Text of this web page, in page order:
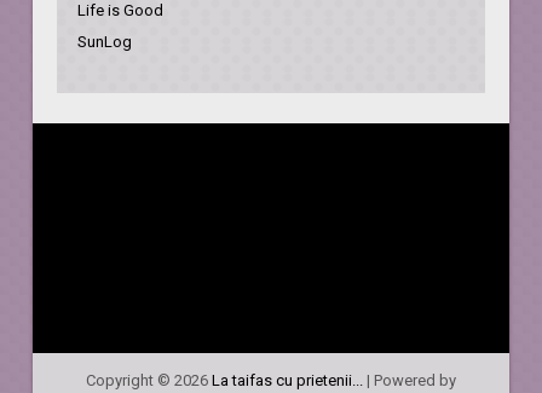
Life is Good
SunLog
Copyright © 2026 La taifas cu prietenii...| Powered by